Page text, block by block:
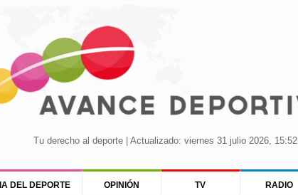
Tu derecho al deporte | Actualizado: viernes 31 julio 2026, 15:52
DEL DEPORTE OPINIÓN TV RADIO